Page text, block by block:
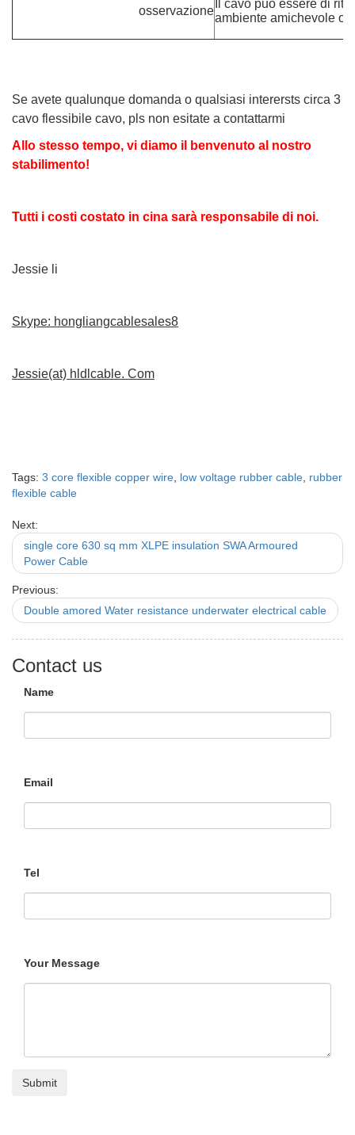
osservazione
Il cavo può essere di
ambiente amichevole o
Se avete qualunque domanda o qualsiasi interersts circa 3
cavo flessibile cavo, pls non esitate a contattarmi
Allo stesso tempo, vi diamo il benvenuto al nostro
stabilimento!
Tutti i costi costato in cina sarà responsabile di noi.
Jessie li
Skype: hongliangcablesales8
Jessie(at) hldlcable. Com
Tags: 3 core flexible copper wire low voltage rubber cable rubber
flexible cable
Next:
single core 630 sq mm XLPE insulation SWA Armoured
Power Cable
Previous:
Double amored Water resistance underwater electrical cable
Contact us
Name
Email
Tel
Your Message